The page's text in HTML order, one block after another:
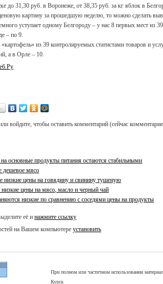
до 31,30 руб. в Воронеже, от 38,35 руб. за кг яблок в
картину за прошедшую неделю, то можно сделать
уступает одному Белгороду – у нас 8 первых мест из
– по 9.
из 39 контролируемых статистами товаров и
а в Орле – 10.
войдите, чтобы оставить комментарий (сейчас
основные продукты питания остаются стабильными
дешевое мясо
низкие цены на говядину и свинину тушеную
цены на мясо, масло и черный чай
низкие по сравнению с соседями цены на продукты
её инажмите ссылку
на Вашем компьютереустановить
При полном или частичном использовании
Курск